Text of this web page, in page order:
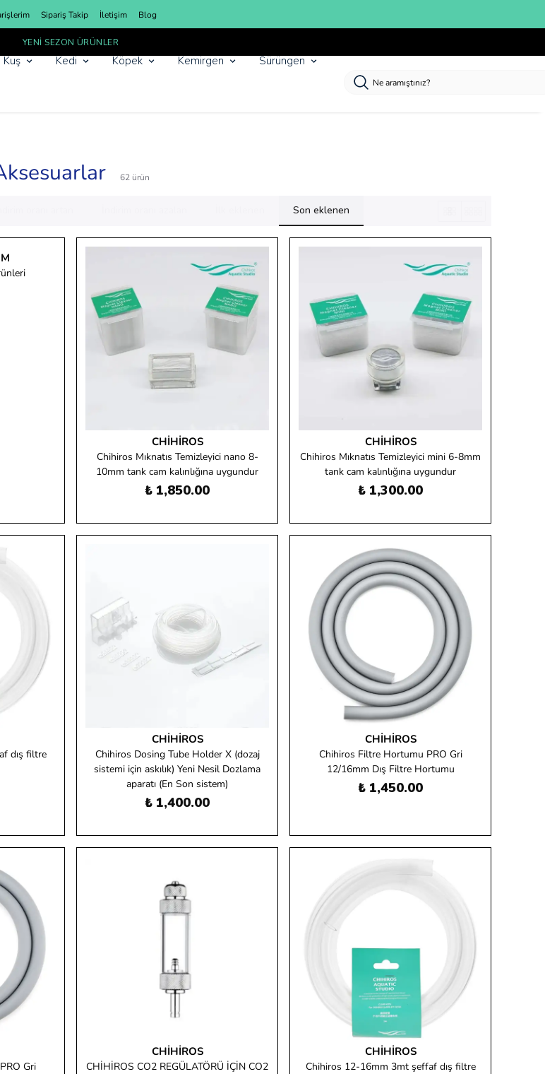
Sipariş Takip İletişim Blog
YENI SEZON ÜRÜNLER
Kuş Kedi Köpek Kemirgen Sürüngen
62 ürün
Son eklenen
CHIHIROS
Chihiros Mıknatıs Temizleyici nano 8-
10mm tank cam kalınlığına uygundur
₺ 1,850.00
CHIHIROS
Chihiros Mıknatıs Temizleyici mini 6-8mm
tank cam kalınlığına uygundur
₺ 1,300.00
dış filtre
CHIHIROS
Chihiros Dosing Tube Holder X (dozaj
sistemi için askılık) Yeni Nesil Dozlama
aparatı (En Son sistem)
₺ 1,400.00
CHIHIROS
Chihiros Filtre Hortumu PRO Gri
12/16mm Dış Filtre Hortumu
₺ 1,450.00
Gri
CHIHIROS
CHİHİROS CO2 REGÜLATÖRÜ İÇİN CO2
CHIHIROS
Chihiros 12-16mm 3mt şeffaf dış filtre